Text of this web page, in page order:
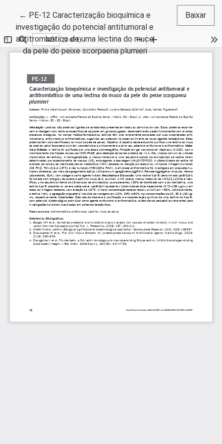
← Voltar aos Detalhes do Artigo
PE-12 Caracterização bioquímica e
investigação do potencial antitumoral e
antitrombótico de uma lectina do muco
da pele do peixe scorpaena plumieri
Baixar